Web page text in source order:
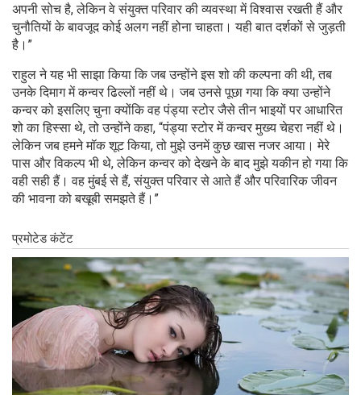
अपनी सोच है, लेकिन वे संयुक्त परिवार की व्यवस्था में विश्वास रखती हैं और
चुनौतियों के बावजूद कोई अलग नहीं होना चाहता। यही बात दर्शकों से जुड़ती
है।”
राहुल ने यह भी साझा किया कि जब उन्होंने इस शो की कल्पना की थी, तब
उनके दिमाग में कन्वर ढिल्लों नहीं थे। जब उनसे पूछा गया कि क्या उन्होंने
कन्वर को इसलिए चुना क्योंकि वह पंड्या स्टोर जैसे तीन भाइयों पर आधारित
शो का हिस्सा थे, तो उन्होंने कहा, “पंड्या स्टोर में कन्वर मुख्य चेहरा नहीं थे।
लेकिन जब हमने मॉक शूट किया, तो मुझे उनमें कुछ खास नजर आया। मेरे
पास और विकल्प भी थे, लेकिन कन्वर को देखने के बाद मुझे यकीन हो गया कि
वही सही हैं। वह मुंबई से हैं, संयुक्त परिवार से आते हैं और परिवारिक जीवन
की भावना को बखूबी समझते हैं।”